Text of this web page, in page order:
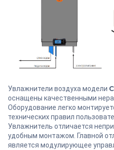
Увлажнители воздуха модели
оснащены качественными
Оборудование легко
технических правил
Увлажнитель отличается
удобным монтажом. Главной
является модулирующее